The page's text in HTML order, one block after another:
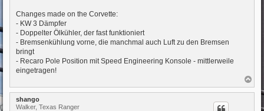
Changes made on the Corvette:
- KW 3 Dämpfer
- Doppelter Ölkühler, der fast funktioniert
- Bremsenkühlung vorne, die manchmal auch Luft zu den Bremsen
bringt
- Recaro Pole Position mit Speed Engineering Konsole - mittlerweile
eingetragen!
a
c
shango
Walker, Texas Ranger